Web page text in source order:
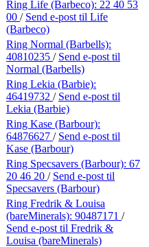
Ring Life (Barbeco): 22 40 53
00 / Send e-post til Life
(Barbeco)
Ring Normal (Barbells):
40810235 / Send e-post til
Normal (Barbells)
Ring Lekia (Barbie):
46419732 / Send e-post til
Lekia (Barbie)
Ring Kase (Barbour):
64876627 / Send e-post til
Kase (Barbour)
Ring Specsavers (Barbour): 67
20 46 20 / Send e-post til
Specsavers (Barbour)
Ring Fredrik & Louisa
(bareMinerals): 90487171 /
Send e-post til Fredrik &
Louisa (bareMinerals)